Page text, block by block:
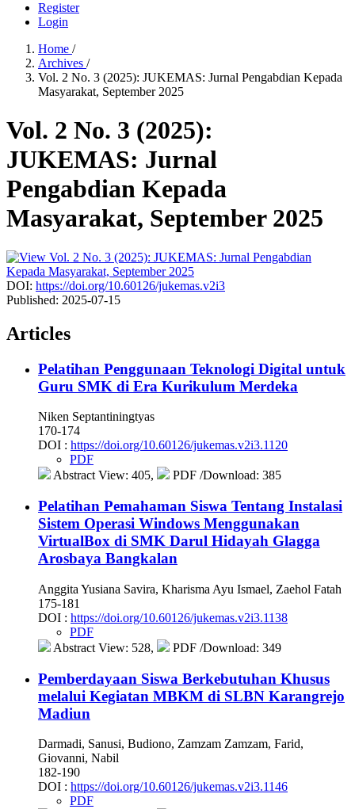
Register
Login
Home /
Archives /
Vol. 2 No. 3 (2025): JUKEMAS: Jurnal Pengabdian Kepada
Masyarakat, September 2025
Vol. 2 No. 3 (2025):
JUKEMAS: Jurnal
Pengabdian Kepada
Masyarakat, September 2025
DOI: https://doi.org/10.60126/jukemas.v2i3
Published: 2025-07-15
Articles
Pelatihan Penggunaan Teknologi Digital untuk
Guru SMK di Era Kurikulum Merdeka
Niken Septantiningtyas
170-174
DOI : https://doi.org/10.60126/jukemas.v2i3.1120
PDF
Abstract View: 405,
PDF /Download: 385
Pelatihan Pemahaman Siswa Tentang Instalasi
Sistem Operasi Windows Menggunakan
VirtualBox di SMK Darul Hidayah Glagga
Arosbaya Bangkalan
Anggita Yusiana Savira, Kharisma Ayu Ismael, Zaehol Fatah
175-181
DOI : https://doi.org/10.60126/jukemas.v2i3.1138
PDF
Abstract View: 528,
PDF /Download: 349
Pemberdayaan Siswa Berkebutuhan Khusus
melalui Kegiatan MBKM di SLBN Karangrejo
Madiun
Darmadi, Sanusi, Budiono, Zamzam Zamzam, Farid,
Giovanni, Nabil
182-190
DOI : https://doi.org/10.60126/jukemas.v2i3.1146
PDF